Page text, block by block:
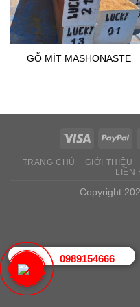
GỖ MÍT MASHONASTE
TRANG CHỦ GIỚI THIỆU
LIÊN
Copyright
0989154666